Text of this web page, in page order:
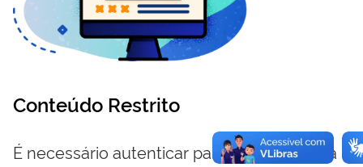
Conteúdo Restrito
É necessário autenticar para visualizar essa